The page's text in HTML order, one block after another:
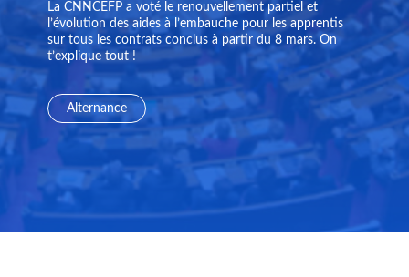
La CNNCEFP a voté le renouvellement partiel et
l’évolution des aides à l’embauche pour les apprentis
sur tous les contrats conclus à partir du 8 mars. On
t’explique tout !
Alternance